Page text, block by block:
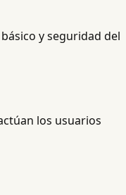
y seguridad del
los usuarios